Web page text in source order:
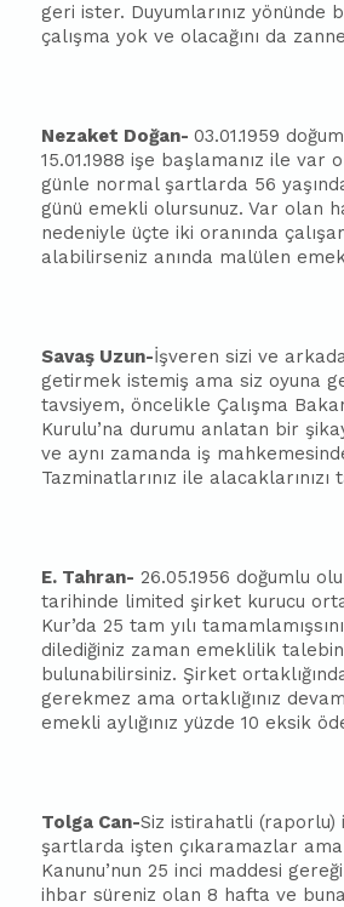
geri ister. Duyumlarınız yönünde
çalışma yok ve olacağını da
Nezaket Doğan-03.01.1959
15.01.1988 işe başlamanız ile var
günle normal şartlarda 56
günü emekli olursunuz. Var olan
nedeniyle üçte iki oranında
alabilirseniz anında malülen
Savaş Uzun-İşveren sizi ve
getirmek istemiş ama siz oyuna
tavsiyem, öncelikle Çalışma
Kurulu’na durumu anlatan bir
ve aynı zamanda iş
Tazminatlarınız ile alacaklarınızı
E. Tahran- 26.05.1956 doğumlu
tarihinde limited şirket kurucu
Kur’da 25 tam yılı
dilediğiniz zaman emeklilik
bulunabilirsiniz. Şirket
gerekmez ama ortaklığınız
emekli aylığınız yüzde 10 eksik
Tolga Can-Siz istirahatli (raporlu)
şartlarda işten çıkaramazlar ama
Kanunu’nun 25 inci maddesi
ihbar süreniz olan 8 hafta ve